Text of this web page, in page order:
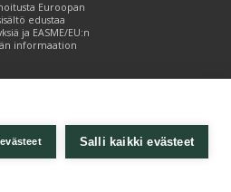
Salli kaikki evästeet
Euroopan
edustaa
ja EASME/EU:n
informaation